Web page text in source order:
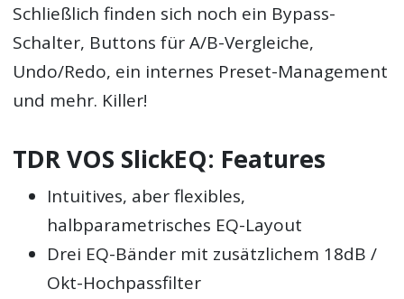
Schließlich finden sich noch ein Bypass-
Schalter, Buttons für A/B-Vergleiche,
Undo/Redo, ein internes Preset-Management
und mehr. Killer!
TDR VOS SlickEQ: Features
Intuitives, aber flexibles,
halbparametrisches EQ-Layout
Drei EQ-Bänder mit zusätzlichem 18dB /
Okt-Hochpassfilter